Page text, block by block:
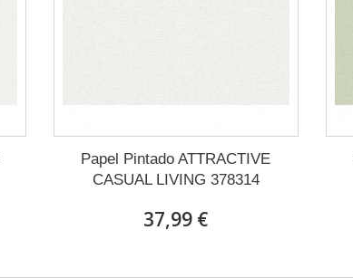
Papel Pintado ATTRACTIVE
CASUAL LIVING 378314
37,99 €